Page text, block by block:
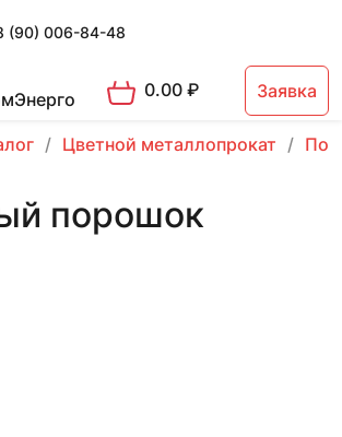
(90) 006-84-48
0.00₽ Заявка
Цветной металлопрокат
порошок